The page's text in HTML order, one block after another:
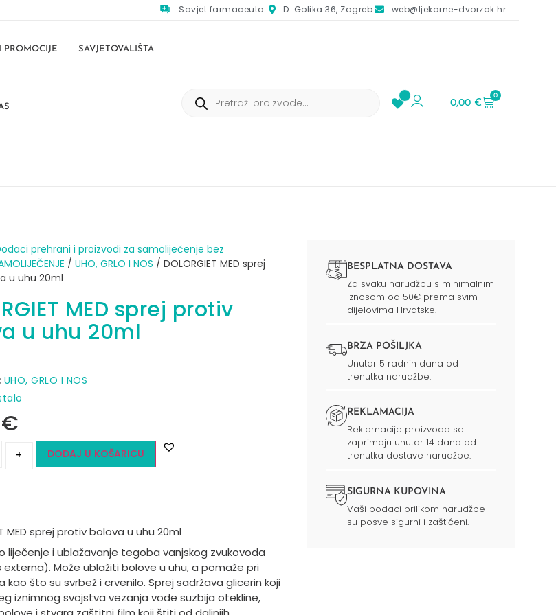
Savjet farmaceuta D. Golika 36, Zagreb web@ljekarne-dvorzak.hr
PROMOCIJE SAVJETOVALIŠTA
0,00€
0
prehrani i proizvodi za samoliječenje bez
/ UHO, GRLO I NOS / DOLORGIET MED sprej
u uhu 20ml
MED sprej protiv
u uhu 20ml
UHO, GRLO I NOS
€
+ DODAJ U KOŠARICU
MED sprej protiv bolova u uhu 20ml
liječenje i ublažavanje tegoba vanjskog zvukovoda
Može ublažiti bolove u uhu, a pomaže pri
što su svrbež i crvenilo. Sprej sadržava glicerin koji
iznimnog svojstva vezanja vode suzbija otekline,
BESPLATNA DOSTAVA
Za svaku narudžbu s minimalnim
iznosom od 50€ prema svim
dijelovima Hrvatske.
BRZA POŠILJKA
Unutar 5 radnih dana od
trenutka narudžbe.
REKLAMACIJA
Reklamacije proizvoda se
zaprimaju unutar 14 dana od
trenutka dostave narudžbe.
SIGURNA KUPOVINA
Vaši podaci prilikom narudžbe
su posve sigurni i zaštićeni.